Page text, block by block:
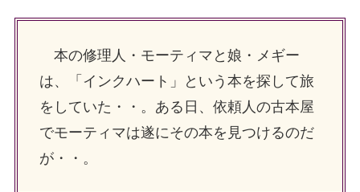
本の修理人・モーティマと娘・メギー
は、「インクハート」という本を探して旅
をしていた・・。ある日、依頼人の古本屋
でモーティマは遂にその本を見つけるのだ
が・・。